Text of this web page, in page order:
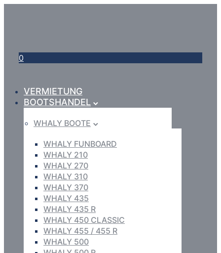
0
VERMIETUNG
BOOTSHANDEL
WHALY BOOTE
WHALY FUNBOARD
WHALY 210
WHALY 270
WHALY 310
WHALY 370
WHALY 435
WHALY 435 R
WHALY 450 CLASSIC
WHALY 455 / 455 R
WHALY 500